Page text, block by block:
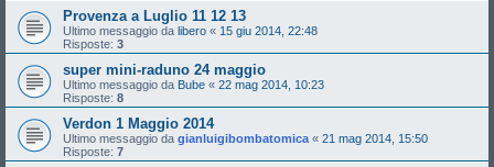
Provenza a Luglio 11 12 13
Ultimo messaggio da libero « 15 giu 2014, 22:48
Risposte: 3
super mini-raduno 24 maggio
Ultimo messaggio da Bube « 22 mag 2014, 10:23
Risposte: 8
Verdon 1 Maggio 2014
Ultimo messaggio da gianluigibombatomica « 21 mag 2014, 15:50
Risposte: 7